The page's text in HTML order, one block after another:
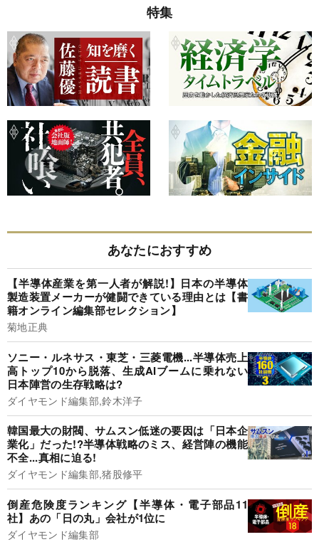
特集
あなたにおすすめ
【半導体産業を第一人者が解説!】日本の半導体
製造装置メーカーが健闘できている理由とは【書
籍オンライン編集部セレクション】
菊地正典
ソニー・ルネサス・東芝・三菱電機...半導体売上
高トップ10から脱落、生成AIブームに乗れない
日本陣営の生存戦略は?
ダイヤモンド編集部,鈴木洋子
韓国最大の財閥、サムスン低迷の要因は「日本企
業化」だった!?半導体戦略のミス、経営陣の機能
不全...真相に迫る!
ダイヤモンド編集部,猪股修平
倒産危険度ランキング【半導体・電子部品11
社】あの「日の丸」会社が1位に
ダイヤモンド編集部